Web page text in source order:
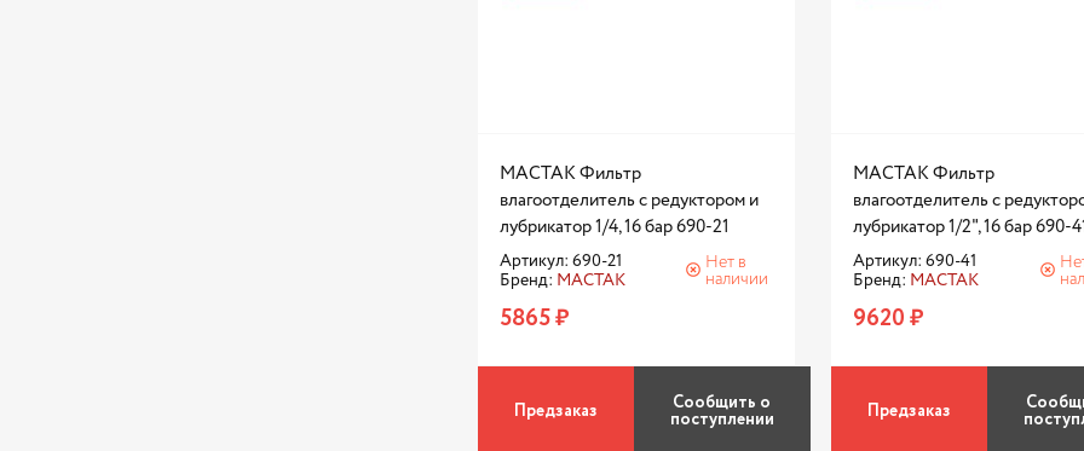
МАСТАК Фильтр
влагоотделитель с редуктором и
лубрикатор 1/4, 16 бар 690-21
Артикул: 690-21
Бренд: МАСТАК
Нет в
наличии
5865 ₽
Предзаказ Сообщить о
поступлении
МАСТАК Фильтр
влагоотделитель с
лубрикатор 1/2", 16 бар 690-41
Артикул: 690-41
Бренд: МАСТАК
9620 ₽
Предзаказ